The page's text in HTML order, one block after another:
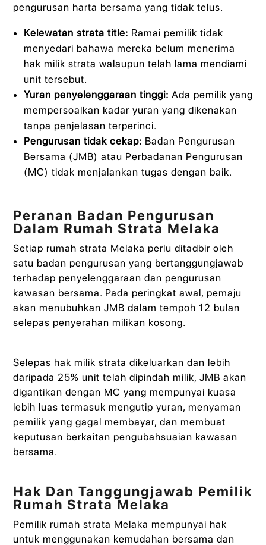
pengurusan harta bersama yang tidak telus.
Kelewatan strata title: Ramai pemilik tidak
menyedari bahawa mereka belum menerima
hak milik strata walaupun telah lama mendiami
unit tersebut.
Yuran penyelenggaraan tinggi: Ada pemilik yang
mempersoalkan kadar yuran yang dikenakan
tanpa penjelasan terperinci.
Pengurusan tidak cekap: Badan Pengurusan
Bersama (JMB) atau Perbadanan Pengurusan
(MC) tidak menjalankan tugas dengan baik.
Peranan Badan Pengurusan
Dalam Rumah Strata Melaka
Setiap rumah strata Melaka perlu ditadbir oleh
satu badan pengurusan yang bertanggungjawab
terhadap penyelenggaraan dan pengurusan
kawasan bersama. Pada peringkat awal, pemaju
akan menubuhkan JMB dalam tempoh 12 bulan
selepas penyerahan milikan kosong.
Selepas hak milik strata dikeluarkan dan lebih
daripada 25% unit telah dipindah milik, JMB akan
digantikan dengan MC yang mempunyai kuasa
lebih luas termasuk mengutip yuran, menyaman
pemilik yang gagal membayar, dan membuat
keputusan berkaitan pengubahsuaian kawasan
bersama.
Hak Dan Tanggungjawab Pemilik
Rumah Strata Melaka
Pemilik rumah strata Melaka mempunyai hak
untuk menggunakan kemudahan bersama dan